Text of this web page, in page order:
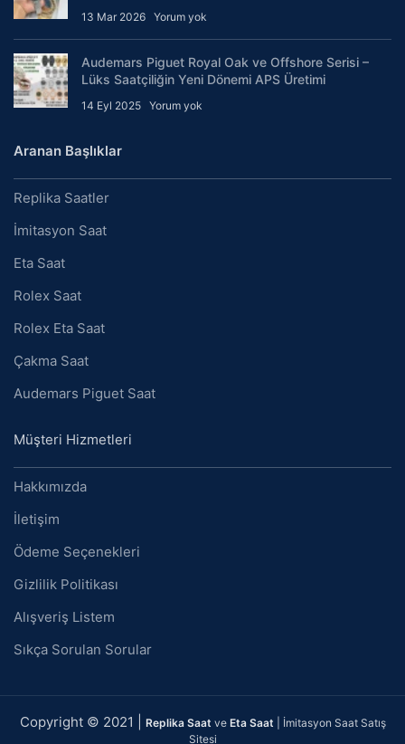
13 Mar 2026 Yorum yok
Audemars Piguet Royal Oak ve Offshore Serisi –
Lüks Saatçiliğin Yeni Dönemi APS Üretimi
14 Eyl 2025 Yorum yok
Aranan Başlıklar
Replika Saatler
İmitasyon Saat
Eta Saat
Rolex Saat
Rolex Eta Saat
Çakma Saat
Audemars Piguet Saat
Müşteri Hizmetleri
Hakkımızda
İletişim
Ödeme Seçenekleri
Gizlilik Politikası
Alışveriş Listem
Sıkça Sorulan Sorular
Copyright © 2021 | Replika Saat ve Eta Saat | İmitasyon Saat Satış
Sitesi